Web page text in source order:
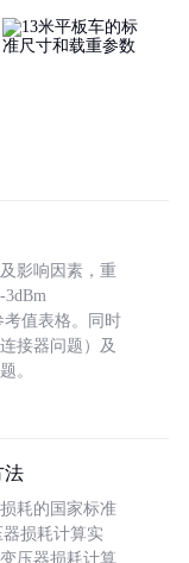
影响因素，重
3dBm
考值表格。同时
接器问题）及
。
法
耗的国家标准
器损耗计算实
压器损耗计算